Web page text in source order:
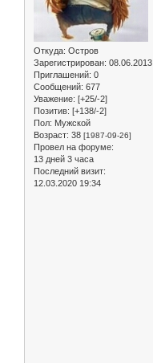
Откуда: Остров
Зарегистрирован: 08.06.2013
Приглашений: 0
Сообщений: 677
Уважение: [+25/-2]
Позитив: [+138/-2]
Пол: Мужской
Возраст: 38 [1987-09-26]
Провел на форуме:
13 дней 3 часа
Последний визит:
12.03.2020 19:34